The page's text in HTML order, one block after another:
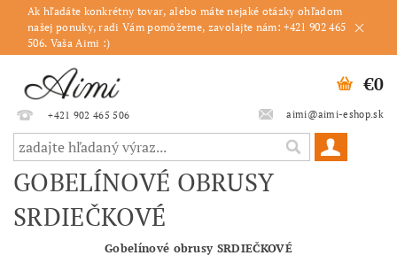
Ak hľadáte konkrétny tovar, alebo máte nejaké otázky ohľadom
našej ponuky, radi Vám pomôžeme, zavolajte nám: +421 902 465
506. Vaša Aimi :)
+421 902 465 506 aimi@aimi-eshop.sk
€0
GOBELÍNOVÉ OBRUSY
SRDIEČKOVÉ
Gobelínové obrusy SRDIEČKOVÉ